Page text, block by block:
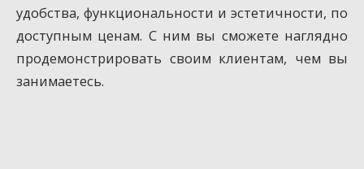
удобства, функциональности и эстетичности, по
доступным ценам. С ним вы сможете наглядно
продемонстрировать своим клиентам, чем вы
занимаетесь.